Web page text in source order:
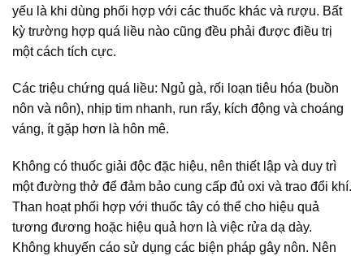
yếu là khi dùng phối hợp với các thuốc khác và rượu. Bất
kỳ trường hợp quá liều nào cũng đều phải được điều trị
một cách tích cực.
Các triệu chứng quá liều: Ngủ gà, rối loạn tiêu hóa (buồn
nôn và nôn), nhịp tim nhanh, run rẩy, kích động và choáng
váng, ít gặp hơn là hôn mê.
Không có thuốc giải độc đặc hiệu, nên thiết lập và duy trì
một đường thở để đảm bảo cung cấp đủ oxi và trao đổi khí.
Than hoạt phối hợp với thuốc tây có thể cho hiệu quả
tương đương hoặc hiệu quả hơn là việc rửa dạ dày.
Không khuyến cáo sử dụng các biện pháp gây nôn. Nên